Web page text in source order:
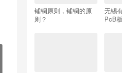
铺铜原则，铺铜的原
则？
无锡
PcB